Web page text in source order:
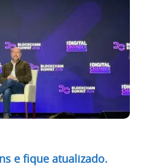
e fique atualizado.